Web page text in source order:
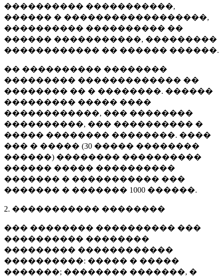
���������� �����������,
������ � ������������������,
���������� ���������� ��
������ �����������, ���������
������������ �� ������ ������.
�� ���������� ��������
��������� ������������� ��
�������� �� � ��������. ������
��������� ����� ����
������������, ��� ��������
����������, ��� ���������� �
����� �������� ��������. ����
��� � ����� (30 ����� ��������
������) �������� ����������
������ ����� ����������
������� � ����������� ���
������� � ������� 1000 ������.
2. ����������� ��������
��� �������� ���������� ���
���������� ��������
��������� ������������
����������: ����� � �����
�������; �������� �������, �